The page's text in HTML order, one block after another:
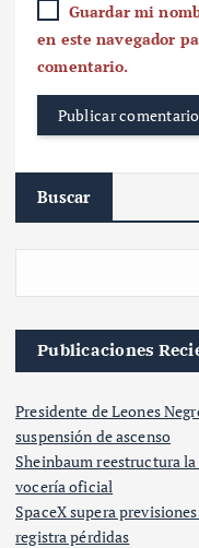
Guardar mi
en este navegador
comentario.
Buscar
Publicaciones
Presidente de Leones
suspensión de ascenso
Sheinbaum reestructura
vocería oficial
SpaceX supera
registra pérdidas